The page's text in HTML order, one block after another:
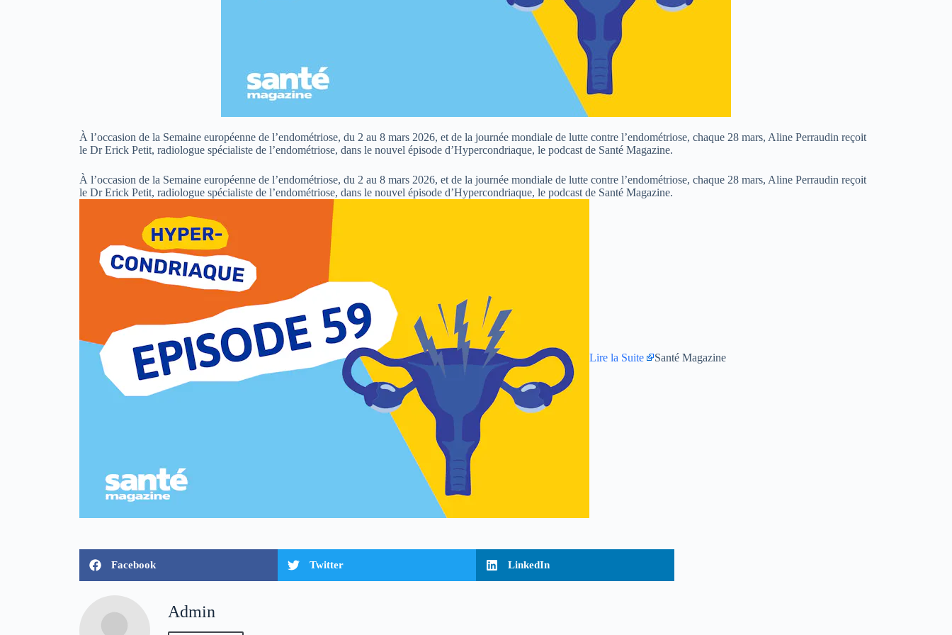
À l’occasion de la Semaine européenne de l’endométriose, du 2 au 8 mars 2026, et de la journée mondiale de lutte contre l’endométriose, chaque 28 mars, Aline Perraudin reçoit
le Dr Erick Petit, radiologue spécialiste de l’endométriose, dans le nouvel épisode d’Hypercondriaque, le podcast de Santé Magazine.
À l’occasion de la Semaine européenne de l’endométriose, du 2 au 8 mars 2026, et de la journée mondiale de lutte contre l’endométriose, chaque 28 mars, Aline Perraudin reçoit
le Dr Erick Petit, radiologue spécialiste de l’endométriose, dans le nouvel épisode d’Hypercondriaque, le podcast de Santé Magazine.
Lire la Suite Santé Magazine
Facebook Twitter LinkedIn
Admin